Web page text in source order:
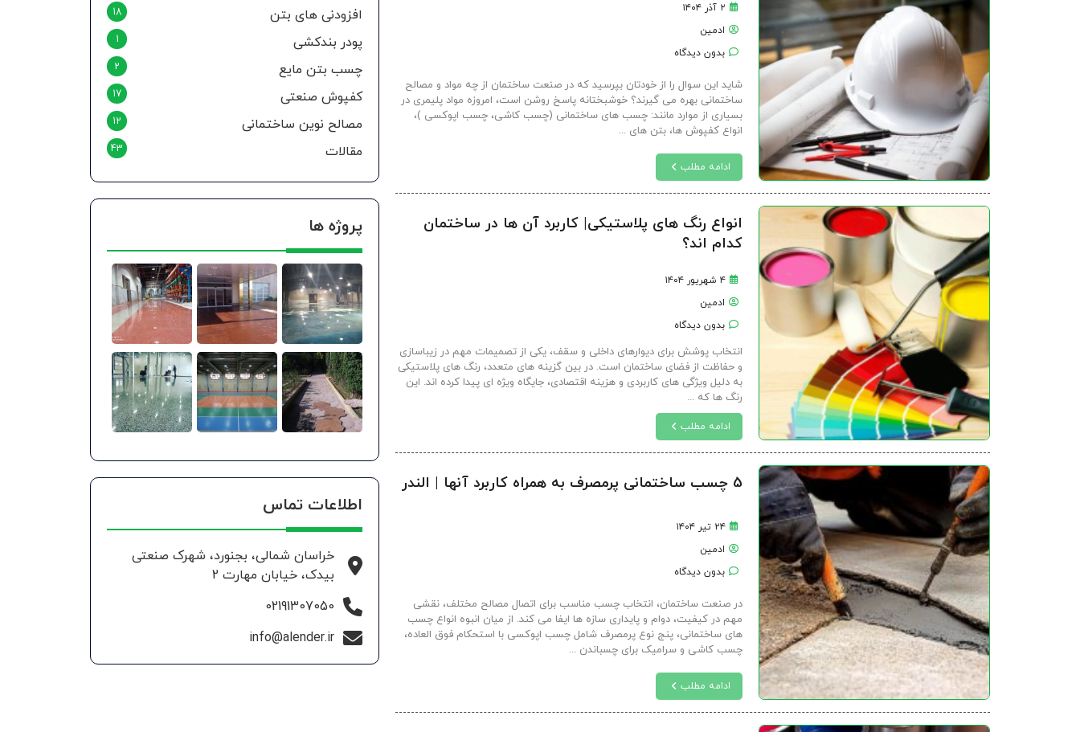
۲ آذر ۱۴۰۴
ادمین
بدون دیدگاه
شاید این سوال را از خودتان بپرسید که در صنعت ساختمان از چه مواد و مصالح
ساختمانی بهره می گیرند؟ خوشبختانه پاسخ روشن است، امروزه مواد پلیمری در
بسیاری از موارد مانند: چسب های ساختمانی (چسب کاشی، چسب اپوکسی )،
انواع کفپوش ها، بتن های ...
ادامه مطلب
انواع رنگ های پلاستیکی| کاربرد آن ها در ساختمان
کدام اند؟
۴ شهریور ۱۴۰۴
ادمین
بدون دیدگاه
انتخاب پوشش برای دیوارهای داخلی و سقف، یکی از تصمیمات مهم در زیباسازی
و حفاظت از فضای ساختمان است. در بین گزینه های متعدد، رنگ های پلاستیکی
به دلیل ویژگی های کاربردی و هزینه اقتصادی، جایگاه ویژه ای پیدا کرده اند. این
رنگ ها که ...
ادامه مطلب
5 چسب ساختمانی پرمصرف به همراه کاربرد آنها | الندر
۲۴ تیر ۱۴۰۴
ادمین
بدون دیدگاه
در صنعت ساختمان، انتخاب چسب مناسب برای اتصال مصالح مختلف، نقشی
مهم در کیفیت، دوام و پایداری سازه ها ایفا می کند. از میان انبوه انواع چسب
های ساختمانی، پنج نوع پرمصرف شامل چسب اپوکسی با استحکام فوق العاده،
چسب کاشی و سرامیک برای چسباندن ...
ادامه مطلب
افزودنی های بتن 18
پودر بندکشی 1
چسب بتن مایع 2
کفپوش صنعتی 17
مصالح نوین ساختمانی 12
مقالات 43
پروژه ها
اطلاعات تماس
خراسان شمالی، بجنورد، شهرک صنعتی
بیدک، خیابان مهارت 2
02191307050
info@alender.ir